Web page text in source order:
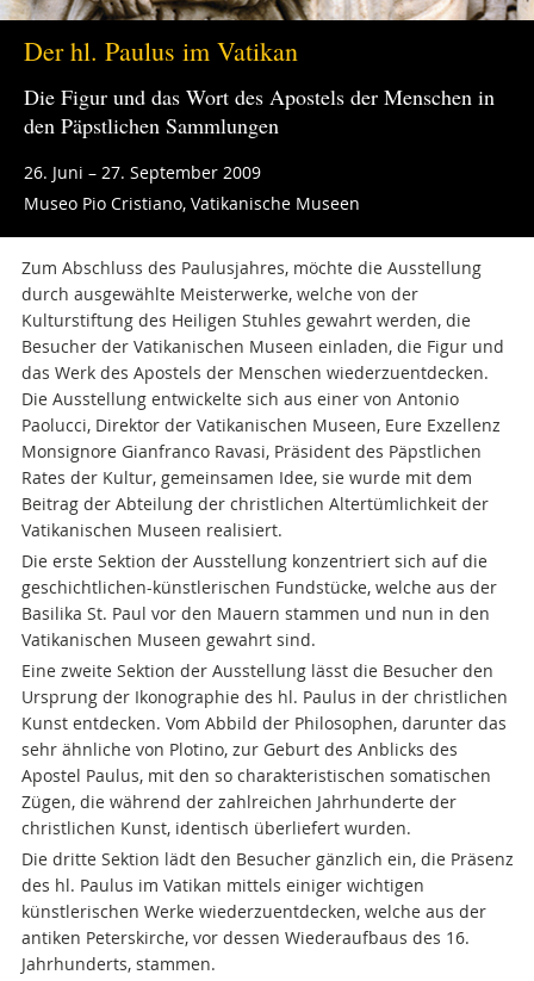
Der hl. Paulus im Vatikan
Die Figur und das Wort des Apostels der Menschen in
den Päpstlichen Sammlungen
26. Juni – 27. September 2009
Museo Pio Cristiano, Vatikanische Museen
Zum Abschluss des Paulusjahres, möchte die Ausstellung
durch ausgewählte Meisterwerke, welche von der
Kulturstiftung des Heiligen Stuhles gewahrt werden, die
Besucher der Vatikanischen Museen einladen, die Figur und
das Werk des Apostels der Menschen wiederzuentdecken.
Die Ausstellung entwickelte sich aus einer von Antonio
Paolucci, Direktor der Vatikanischen Museen, Eure Exzellenz
Monsignore Gianfranco Ravasi, Präsident des Päpstlichen
Rates der Kultur, gemeinsamen Idee, sie wurde mit dem
Beitrag der Abteilung der christlichen Altertümlichkeit der
Vatikanischen Museen realisiert.
Die erste Sektion der Ausstellung konzentriert sich auf die
geschichtlichen-künstlerischen Fundstücke, welche aus der
Basilika St. Paul vor den Mauern stammen und nun in den
Vatikanischen Museen gewahrt sind.
Eine zweite Sektion der Ausstellung lässt die Besucher den
Ursprung der Ikonographie des hl. Paulus in der christlichen
Kunst entdecken. Vom Abbild der Philosophen, darunter das
sehr ähnliche von Plotino, zur Geburt des Anblicks des
Apostel Paulus, mit den so charakteristischen somatischen
Zügen, die während der zahlreichen Jahrhunderte der
christlichen Kunst, identisch überliefert wurden.
Die dritte Sektion lädt den Besucher gänzlich ein, die Präsenz
des hl. Paulus im Vatikan mittels einiger wichtigen
künstlerischen Werke wiederzuentdecken, welche aus der
antiken Peterskirche, vor dessen Wiederaufbaus des 16.
Jahrhunderts, stammen.